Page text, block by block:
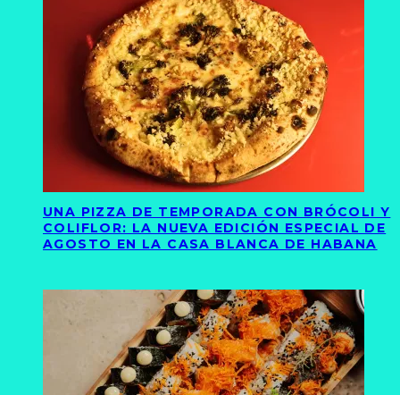
UNA PIZZA DE TEMPORADA CON BRÓCOLI Y
COLIFLOR: LA NUEVA EDICIÓN ESPECIAL DE
AGOSTO EN LA CASA BLANCA DE HABANA